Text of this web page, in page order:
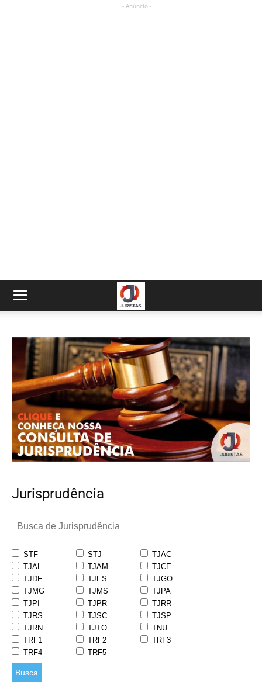
- Anúncio -
Jurisprudência
STF STJ
TJAC
TJAL
TJAM
TJCE
TJDF
TJES
TJGO
TJMG
TJMS
TJPA
TJPI
TJPR
TJRR
TJRS
TJSC
TJSP
TJRN
TJTO
TNU
TRF1
TRF2
TRF3
TRF4
TRF5
Busca